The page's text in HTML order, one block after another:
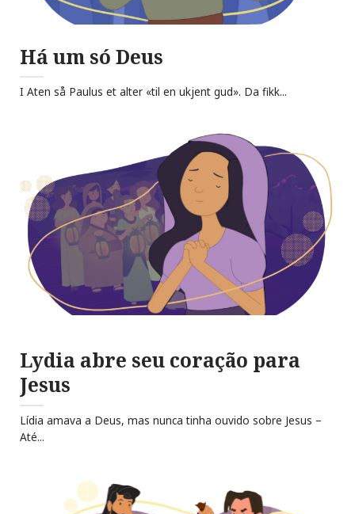
Há um só Deus
I Aten så Paulus et alter «til en ukjent gud». Da fikk...
Lydia abre seu coração para
Jesus
Lídia amava a Deus, mas nunca tinha ouvido sobre Jesus –
Até...